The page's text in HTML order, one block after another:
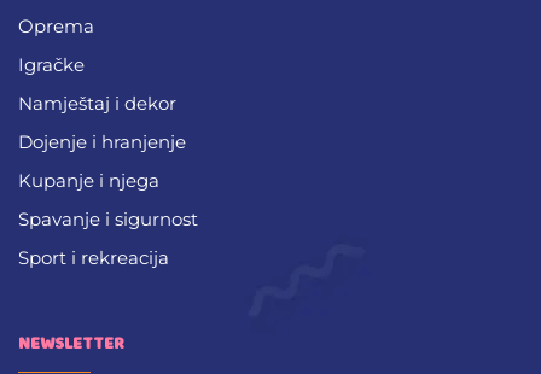
Oprema
Igračke
Namještaj i dekor
Dojenje i hranjenje
Kupanje i njega
Spavanje i sigurnost
Sport i rekreacija
NEWSLETTER